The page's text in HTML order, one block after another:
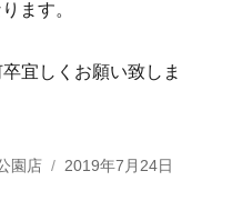
ます。
宜しくお願い致しま
園店
投
2019年7月24日